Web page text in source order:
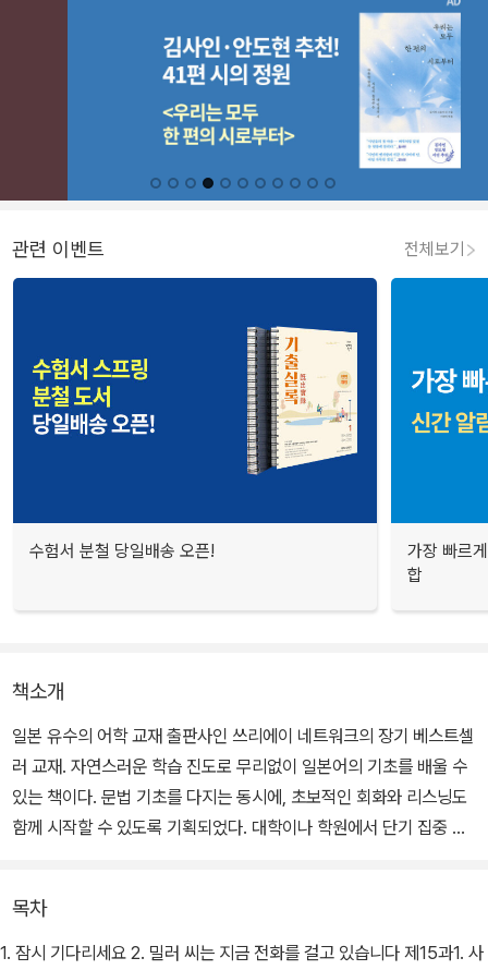
관련 이벤트 전체보기
수험서 분철 당일배송 오픈!
가장 빠르
합
책소개
일본 유수의 어학 교재 출판사인 쓰리에이 네트워크의 장기 베스트셀
러 교재. 자연스러운 학습 진도로 무리없이 일본어의 기초를 배울 수
있는 책이다. 문법 기초를 다지는 동시에, 초보적인 회화와 리스닝도
함께 시작할 수 있도록 기획되었다. 대학이나 학원에서 단기 집중 교
목차
1. 잠시 기다리세요 2. 밀러 씨는 지금 전화를 걸고 있습니다 제15과1. 사